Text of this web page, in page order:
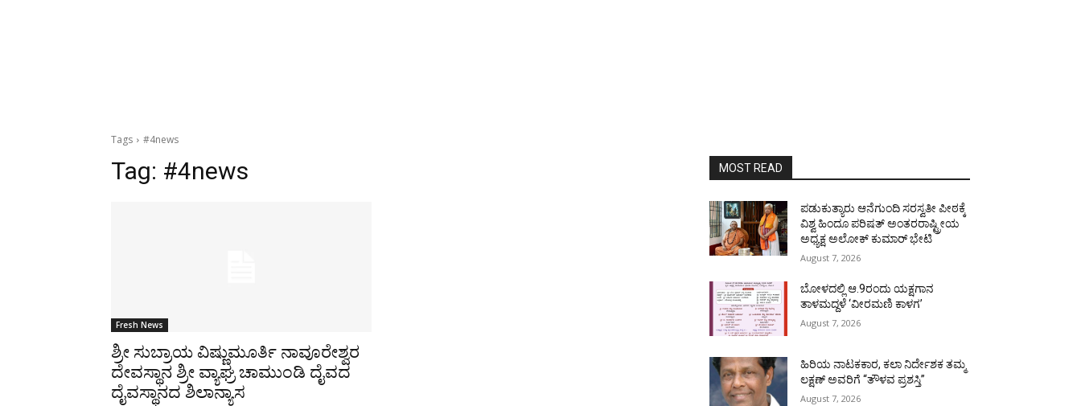
Tags #4news
Tag: #4news
Fresh News
ಶ್ರೀ ಸುಬ್ರಾಯ ವಿಷ್ಣುಮೂರ್ತಿ ನಾವೂರೇಶ್ವರ
ದೇವಸ್ಥಾನ ಶ್ರೀ ವ್ಯಾಘ್ರ ಚಾಮುಂಡಿ ದೈವದ
ದೈವಸ್ಥಾನದ ಶಿಲಾನ್ಯಾಸ
MOST READ
ಪಡುಕುತ್ಯಾರು ಆನೆಗುಂದಿ ಸರಸ್ವತೀ ಪೀಠಕ್ಕೆ
ವಿಶ್ವ ಹಿಂದೂ ಪರಿಷತ್ ಅಂತರರಾಷ್ಟ್ರೀಯ
ಅಧ್ಯಕ್ಷ ಅಲೋಕ್ ಕುಮಾರ್ ಭೇಟಿ
August 7, 2026
ಬೋಳದಲ್ಲಿ ಆ.9ರಂದು ಯಕ್ಷಗಾನ
ತಾಳಮದ್ದಳೆ ‘ವೀರಮಣಿ ಕಾಳಗ’
August 7, 2026
ಹಿರಿಯ ನಾಟಕಕಾರ, ಕಲಾ ನಿರ್ದೇಶಕ ತಮ್ಮ
ಲಕ್ಷಣ್ ಅವರಿಗೆ “ತೌಳವ ಪ್ರಶಸ್ತಿ”
August 7, 2026